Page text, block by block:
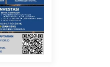
Kendaraan
Link